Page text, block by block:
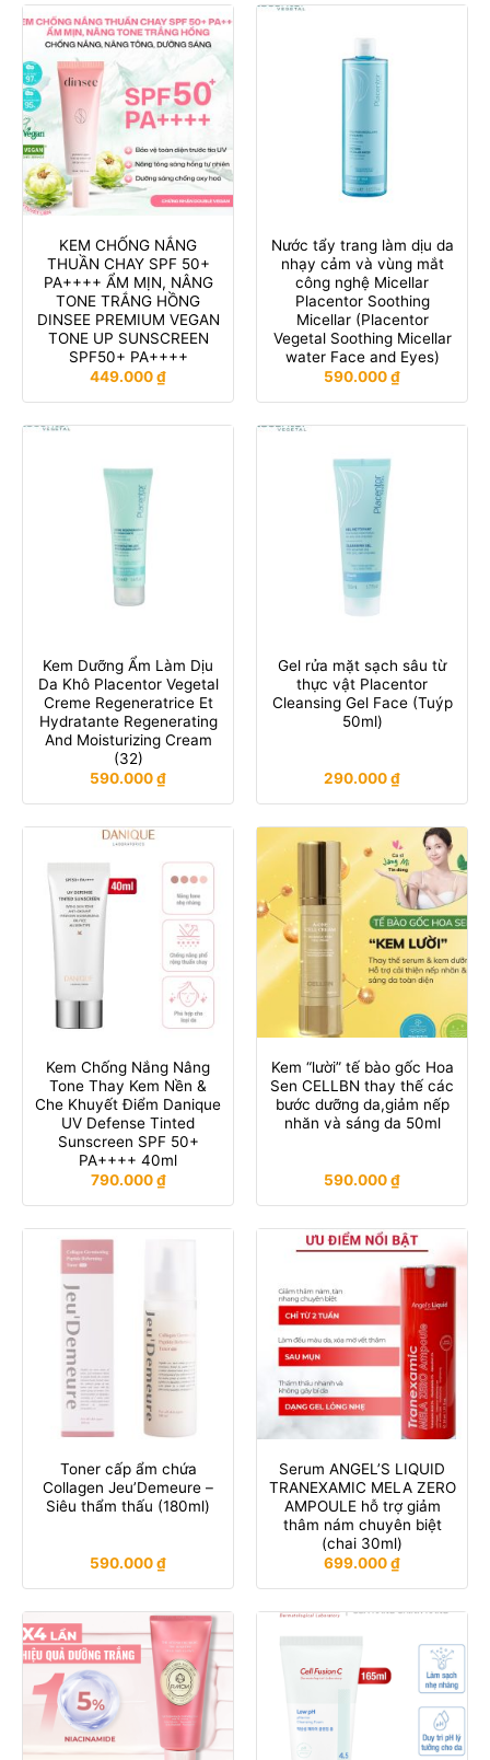
KEM CHỐNG NẮNG
THUẦN CHAY SPF 50+
PA++++ ẨM MỊN, NÂNG
TONE TRẮNG HỒNG
DINSEE PREMIUM VEGAN
TONE UP SUNSCREEN
SPF50+ PA++++
449.000₫
Nước tẩy trang làm dịu da
nhạy cảm và vùng mắt
công nghệ Micellar
Placentor Soothing
Micellar (Placentor
Vegetal Soothing Micellar
water Face and Eyes)
590.000₫
Kem Dưỡng Ẩm Làm Dịu
Da Khô Placentor Vegetal
Creme Regeneratrice Et
Hydratante Regenerating
And Moisturizing Cream
(32)
590.000₫
Gel rửa mặt sạch sâu từ
thực vật Placentor
Cleansing Gel Face (Tuýp
50ml)
290.000₫
Kem Chống Nắng Nâng
Tone Thay Kem Nền &
Che Khuyết Điểm Danique
UV Defense Tinted
Sunscreen SPF 50+
PA++++ 40ml
790.000₫
Kem “lười” tế bào gốc Hoa
Sen CELLBN thay thế các
bước dưỡng da,giảm nếp
nhăn và sáng da 50ml
590.000₫
Toner cấp ẩm chứa
Collagen Jeu’Demeure –
Siêu thẩm thấu (180ml)
590.000₫
Serum ANGEL’S LIQUID
TRANEXAMIC MELA ZERO
AMPOULE hỗ trợ giảm
thâm nám chuyên biệt
(chai 30ml)
699.000₫